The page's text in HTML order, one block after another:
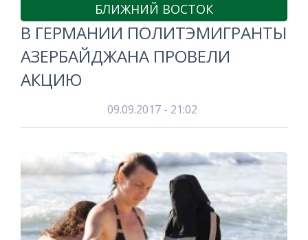
БЛИЖНИЙ ВОСТОК
В ГЕРМАНИИ ПОЛИТЭМИГРАНТЫ
АЗЕРБАЙДЖАНА ПРОВЕЛИ
АКЦИЮ
09.09.2017 - 21:02